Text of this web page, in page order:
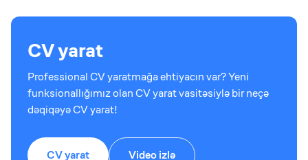
CV yarat
Professional CV yaratmağa ehtiyacın var? Yeni
funksionallığımız olan CV yarat vasitəsiylə bir neçə
dəqiqəyə CV yarat!
CV yarat Video izlə